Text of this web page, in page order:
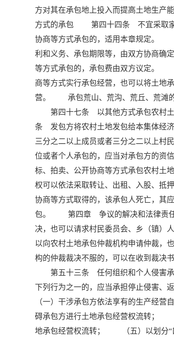
方对其在承包地上投入而提高土地生
方式的承包 第四十四条 不宜采取家
协商等方式承包的，适用本章规定。
利和义务、承包期限等，由双方协商确
等方式承包的，承包费由双方议定。
商等方式实行承包经营，也可以将土地
营。 承包荒山、荒沟、荒丘、荒滩的
第四十七条 以其他方式承包农村土
条 发包方将农村土地发包给本集体经
三分之二以上成员或者三分之二以上
位或者个人承包的，应当对承包方的
标、拍卖、公开协商等方式承包农村土
权可以依法采取转让、出租、入股、
协商等方式取得的，该承包人死亡，其
包。 第四章 争议的解决和法律责
决，也可以请求村民委员会、乡（镇
以向农村土地承包仲裁机构申请仲裁
构的仲裁裁决不服的，可以在收到裁决
第五十三条 任何组织和个人侵害
下列行为之一的，应当承担停止侵害
（一）干涉承包方依法享有的生产
碍承包方进行土地承包经营权流转；
地承包经营权流转； （五）以划分“